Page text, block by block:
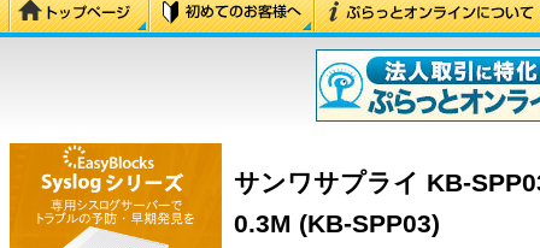
サンワサプライ KB-
0.3M (KB-SPP03)